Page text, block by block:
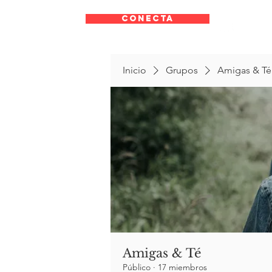
CONECTA
Inicio Grupos Amigas & Té
Amigas & Té
Público · 17 miembros